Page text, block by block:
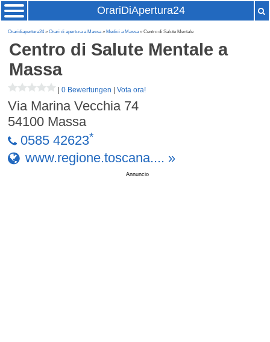
OrariDiApertura24
Oraridiapertura24»Orari di apertura a Massa» Medici a Massa» Centro di Salute Mentale
Centro di Salute Mentale a
Massa
|0 Bewertungen |Vota ora!
Via Marina Vecchia 74
54100 Massa
0585 42623*
www.regione.toscana.... »
Annuncio